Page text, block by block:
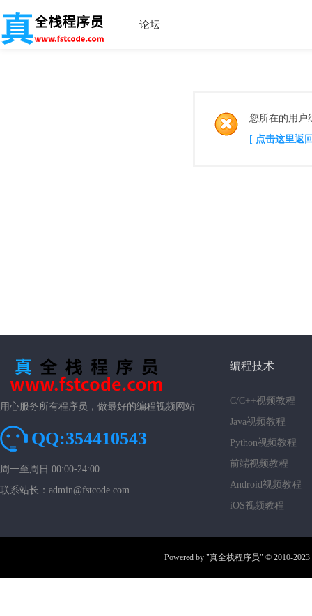
论坛
您所在的用户
[ 点击这里返
用心服务所有程序员，做最好的编程视频网站
QQ:354410543
周一至周日 00:00-24:00
联系站长：admin@fstcode.com
编程技术
C/C++视频教程
Java视频教程
Python视频教程
前端视频教程
Android视频教程
iOS视频教程
Powered by "真全栈程序员" © 2010-2023